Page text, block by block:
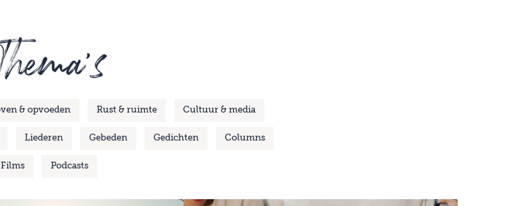
& opvoeden Rust & ruimte Cultuur & media
Liederen Gebeden Gedichten Columns
Films Podcasts